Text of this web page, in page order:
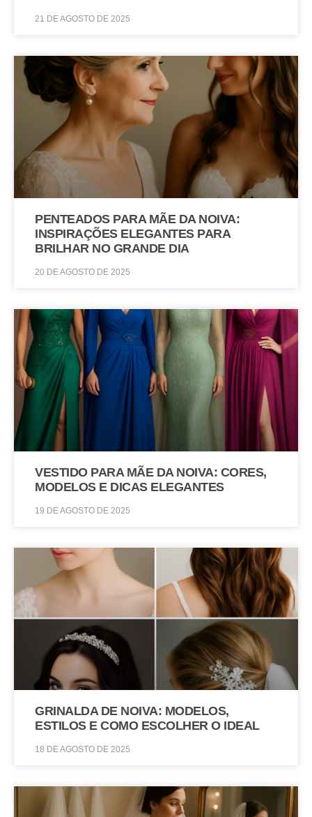
21 DE AGOSTO DE 2025
PENTEADOS PARA MÃE DA NOIVA:
INSPIRAÇÕES ELEGANTES PARA
BRILHAR NO GRANDE DIA
20 DE AGOSTO DE 2025
VESTIDO PARA MÃE DA NOIVA: CORES,
MODELOS E DICAS ELEGANTES
19 DE AGOSTO DE 2025
GRINALDA DE NOIVA: MODELOS,
ESTILOS E COMO ESCOLHER O IDEAL
18 DE AGOSTO DE 2025